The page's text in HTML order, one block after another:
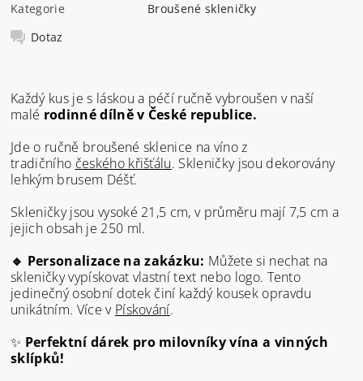
Kategorie
Broušené skleničky
Dotaz
Každý kus je s láskou a péčí ručně vybroušen v naší
malé rodinné dílně v České republice.
Jde o ručně broušené sklenice na víno z
tradičního českého křišťálu. Skleničky jsou dekorovány
lehkým brusem Déšť.
Skleničky jsou vysoké 21,5 cm, v průměru mají 7,5 cm a
jejich obsah je 250 ml.
🔹 Personalizace na zakázku: Můžete si nechat na
skleničky vypískovat vlastní text nebo logo. Tento
jedinečný osobní dotek činí každý kousek opravdu
unikátním. Více v Pískování.
✨ Perfektní dárek pro milovníky vína a vinných
sklípků!